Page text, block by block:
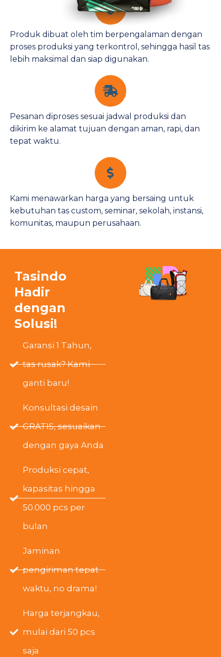
Produk dibuat oleh tim berpengalaman dengan
proses produksi yang terkontrol, sehingga hasil tas
lebih maksimal dan siap digunakan.
Pesanan diproses sesuai jadwal produksi dan
dikirim ke alamat tujuan dengan aman, rapi, dan
tepat waktu.
Kami menawarkan harga yang bersaing untuk
kebutuhan tas custom, seminar, sekolah, instansi,
komunitas, maupun perusahaan.
Tasindo
Hadir
dengan
Solusi!
Garansi 1 Tahun,
tas rusak? Kami
ganti baru!
Konsultasi desain
GRATIS, sesuaikan
dengan gaya Anda
Produksi cepat,
kapasitas hingga
50.000 pcs per
bulan
Jaminan
pengiriman tepat
waktu, no drama!
Harga terjangkau,
mulai dari 50 pcs
saja